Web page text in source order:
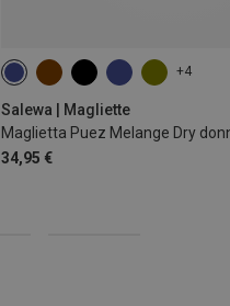
+4
Salewa | Magliette
Maglietta Puez Melange Dry
34,95 €
XS S M